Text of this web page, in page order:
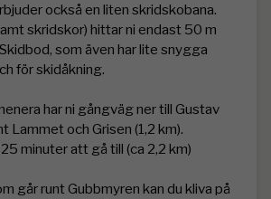
också en liten skridskobana.
skridskor) hittar ni endast 50 m
som även har lite snygga
för skidåkning.
har ni gångväg ner till Gustav
Lammet och Grisen (1,2 km).
minuter att gå till (ca 2,2 km)
går runt Gubbmyren kan du kliva på